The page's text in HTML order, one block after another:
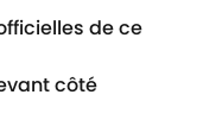
de ce
côté